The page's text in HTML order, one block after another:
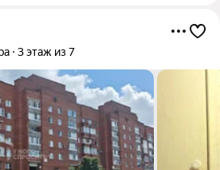
3 этаж из 7